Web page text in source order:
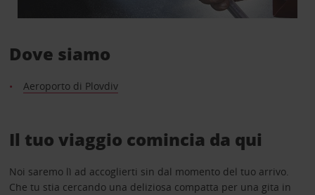
Dove siamo
Aeroporto di Plovdiv
Il tuo viaggio comincia da qui
Noi saremo lì ad accoglierti sin dal momento del tuo arrivo.
Che tu stia cercando una deliziosa compatta per una gita in